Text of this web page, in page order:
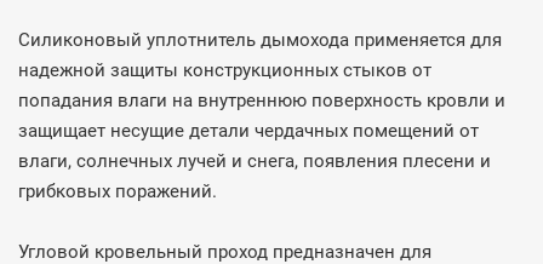
Силиконовый уплотнитель дымохода применяется для
надежной защиты конструкционных стыков от
попадания влаги на внутреннюю поверхность кровли и
защищает несущие детали чердачных помещений от
влаги, солнечных лучей и снега, появления плесени и
грибковых поражений.
Угловой кровельный проход предназначен для